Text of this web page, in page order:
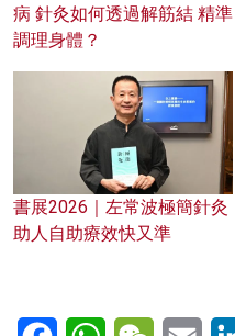
病 針灸如何透過解筋結 精準
調理身體？
書展2026｜左常波極簡針灸
助人自助療效快又準
FacebookWhatsAppWeChatEmail